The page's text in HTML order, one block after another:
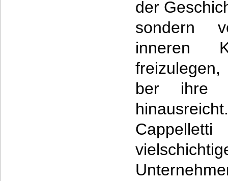
der
sondern
inneren
ber ihre